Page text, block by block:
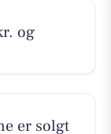
og
er solgt